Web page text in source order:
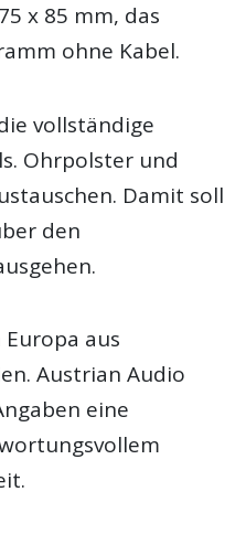
x 85 mm, das
ohne Kabel.
vollständige
Ohrpolster und
Damit soll
den
aus
Austrian Audio
eine